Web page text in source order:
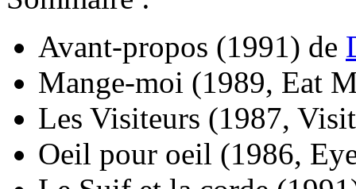
Avant-propos (1991) de
Mange-moi (1989, Eat
Les Visiteurs (1987,
Oeil pour oeil (1986,